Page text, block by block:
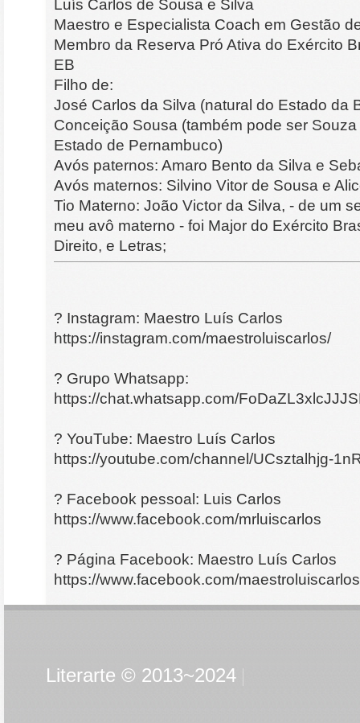
Luís Carlos de Sousa e Silva
Maestro e Especialista Coach em Gestão
Membro da Reserva Pró Ativa do Exército
EB
Filho de:
José Carlos da Silva (natural do Estado da
Conceição Sousa (também pode ser
Estado de Pernambuco)
Avós paternos: Amaro Bento da Silva e
Avós maternos: Silvino Vitor de Sousa e
Tio Materno: João Victor da Silva, - de um
meu avô materno - foi Major do Exército
Direito, e Letras;
? Instagram: Maestro Luís Carlos
https://instagram.com/maestroluiscarlos/
? Grupo Whatsapp:
https://chat.whatsapp.com/
? YouTube: Maestro Luís Carlos
https://youtube.com/channel/UCsztalhjg-
? Facebook pessoal: Luis Carlos
https://www.facebook.com/mrluiscarlos
? Página Facebook: Maestro Luís Carlos
https://www.facebook.com/
Literarte © 2013~2024